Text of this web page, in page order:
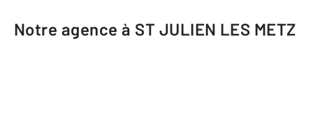
Notre agence à ST JULIEN LES METZ